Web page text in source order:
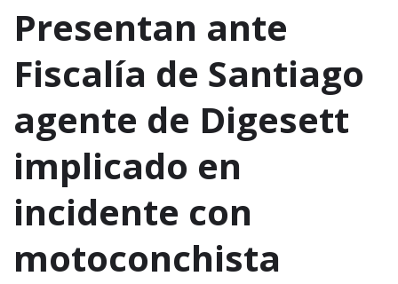
Presentan ante
Fiscalía de Santiago
agente de Digesett
implicado en
incidente con
motoconchista